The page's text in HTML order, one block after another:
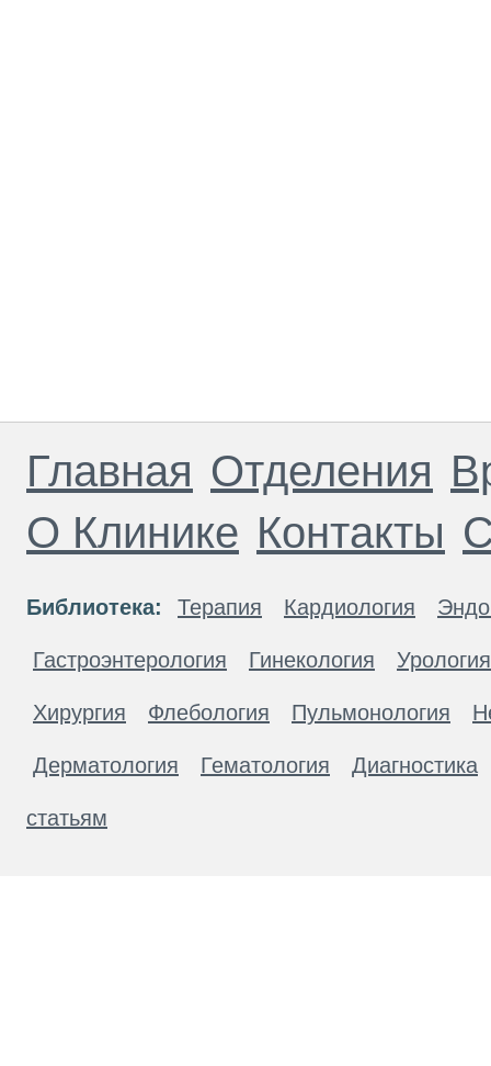
Главная Отделения
О Клинике Контакты
Библиотека: Терапия Кардиология
Гастроэнтерология Гинекология Урология
Хирургия Флебология Пульмонология
Дерматология Гематология Диагностика
статьям